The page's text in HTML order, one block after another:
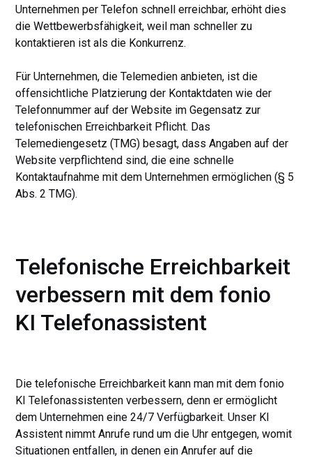
Unternehmen per Telefon schnell erreichbar, erhöht dies
die Wettbewerbsfähigkeit, weil man schneller zu
kontaktieren ist als die Konkurrenz.
Für Unternehmen, die Telemedien anbieten, ist die
offensichtliche Platzierung der Kontaktdaten wie der
Telefonnummer auf der Website im Gegensatz zur
telefonischen Erreichbarkeit Pflicht. Das
Telemediengesetz (TMG) besagt, dass Angaben auf der
Website verpflichtend sind, die eine schnelle
Kontaktaufnahme mit dem Unternehmen ermöglichen (§ 5
Abs. 2 TMG).
Telefonische Erreichbarkeit
verbessern mit dem fonio
KI Telefonassistent
Die telefonische Erreichbarkeit kann man mit dem fonio
KI Telefonassistenten verbessern, denn er ermöglicht
dem Unternehmen eine 24/7 Verfügbarkeit. Unser KI
Assistent nimmt Anrufe rund um die Uhr entgegen, womit
Situationen entfallen, in denen ein Anrufer auf die